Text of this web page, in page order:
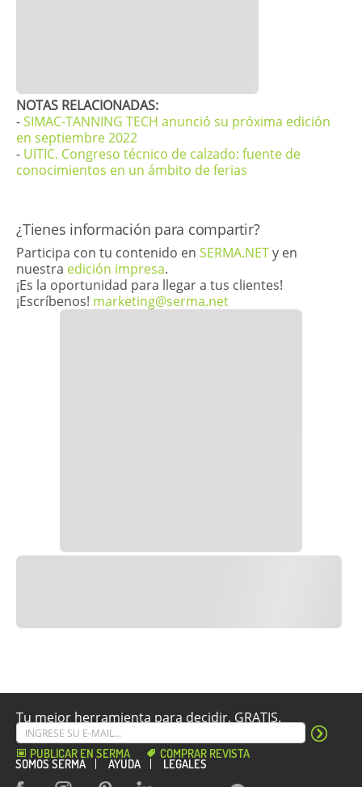
NOTAS RELACIONADAS:
-SIMAC-TANNING TECH anunció su próxima edición
en septiembre 2022
- UITIC. Congreso técnico de calzado: fuente de
conocimientos en un ámbito de ferias
​¿Tienes información para compartir?
Participa con tu contenido en SERMA.NETy en
nuestra edición impresa.
¡Es la oportunidad para llegar a tus clientes!
¡Escríbenos! marketing@serma.net
Tu mejor herramienta para decidir. GRATIS.
PUBLICAR EN SERMA COMPRAR REVISTA
SOMOS SERMA AYUDA LEGALES